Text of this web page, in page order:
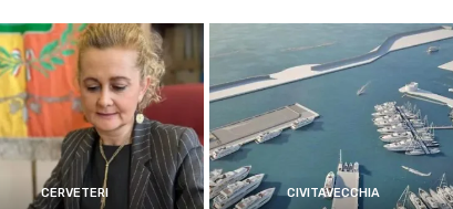
CERVETERI CIVITAVECCHIA